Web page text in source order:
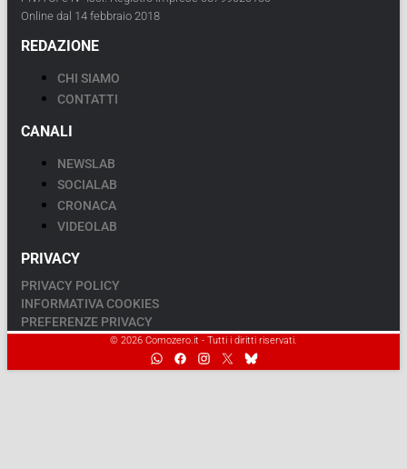
Online dal 14 febbraio 2018
REDAZIONE
CHI SIAMO
CONTATTI
CANALI
NEWSLAB
SOCIALAB
CRONACA
VIDEOLAB
PRIVACY
PRIVACY POLICY
INFORMATIVA COOKIES
PREFERENZE PRIVACY
© 2026 Comozero.it - Tutti i diritti riservati.